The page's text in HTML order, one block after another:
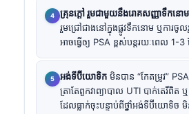
គ្រុនក្តៅ រួមជាមួយនឹងរោគសញ្ញាទឹកនោម
រួមជ្រៅជាងនៅក្នុងផ្លូវទឹកនោម ឬការចូ
អាចធ្វើឲ្យ PSA ខ្ពស់បន្តរយៈពេល 1-3
អង់ទីប៊ីយោទិក មិនបាន “កែតម្រូវ”
ត្រាតែពួកវាព្យាបាល UTI បាក់តេរីពិ
ដែលធ្លាក់ចុះបន្ទាប់ពីថ្នាំអង់ទីប៊ីយោទិច